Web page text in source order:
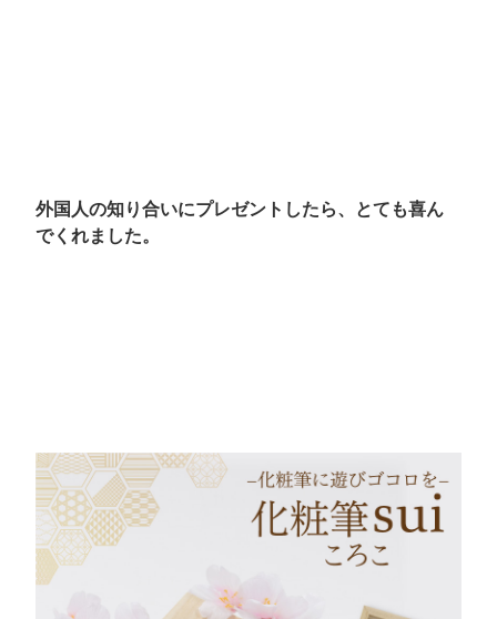
外国人の知り合いにプレゼントしたら、とても喜ん
でくれました。